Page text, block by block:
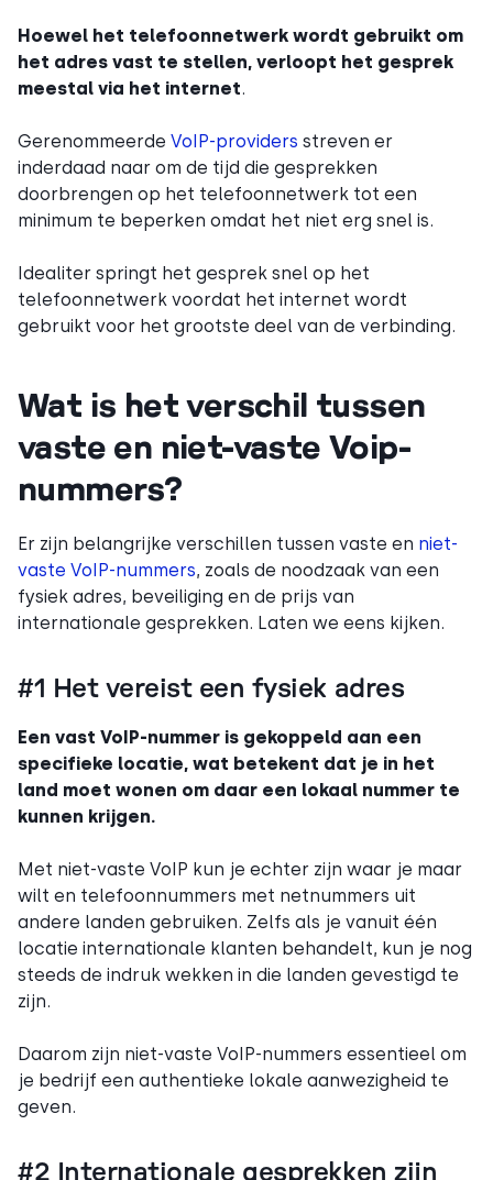
Hoewel het telefoonnetwerk wordt gebruikt om
het adres vast te stellen, verloopt het gesprek
meestal via het internet.
Gerenommeerde VoIP-providers streven er
inderdaad naar om de tijd die gesprekken
doorbrengen op het telefoonnetwerk tot een
minimum te beperken omdat het niet erg snel is.
Idealiter springt het gesprek snel op het
telefoonnetwerk voordat het internet wordt
gebruikt voor het grootste deel van de verbinding.
Wat is het verschil tussen
vaste en niet-vaste Voip-
nummers?
Er zijn belangrijke verschillen tussen vaste en niet-
vaste VoIP-nummers, zoals de noodzaak van een
fysiek adres, beveiliging en de prijs van
internationale gesprekken. Laten we eens kijken.
#1 Het vereist een fysiek adres
Een vast VoIP-nummer is gekoppeld aan een
specifieke locatie, wat betekent dat je in het
land moet wonen om daar een lokaal nummer te
kunnen krijgen.
Met niet-vaste VoIP kun je echter zijn waar je maar
wilt en telefoonnummers met netnummers uit
andere landen gebruiken. Zelfs als je vanuit één
locatie internationale klanten behandelt, kun je nog
steeds de indruk wekken in die landen gevestigd te
zijn.
Daarom zijn niet-vaste VoIP-nummers essentieel om
je bedrijf een authentieke lokale aanwezigheid te
geven.
#2 Internationale gesprekken zijn